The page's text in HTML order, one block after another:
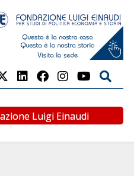
Luigi Einaudi